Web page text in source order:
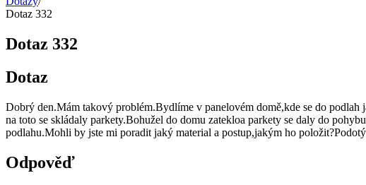
Dotaz 332
Dotaz 332
Dotaz
Dobrý den.Mám takový problém.Bydlíme v panelovém domě,kde se do
na toto se skládaly parkety.Bohužel do domu zatekloa parkety se daly do
podlahu.Mohli by jste mi poradit jaký material a postup,jakým ho
Odpověď